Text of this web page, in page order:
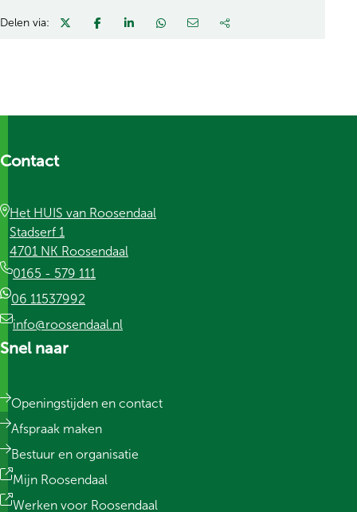
Delen via:
Contact
Het HUIS van Roosendaal
Stadserf 1
4701 NK Roosendaal
0165 - 579 111
06 11537992
info@roosendaal.nl
Snel naar
Openingstijden en contact
Afspraak maken
Bestuur en organisatie
Mijn Roosendaal
Werken voor Roosendaal